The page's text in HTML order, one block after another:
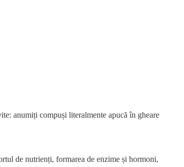
anumiți compuși literalmente apucă în gheare
de nutrienți, formarea de enzime și hormoni,